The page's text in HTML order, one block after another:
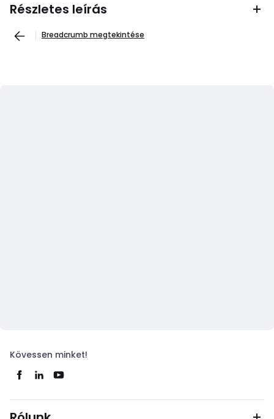
Részletes leírás
Breadcrumb megtekintése
Kövessen minket!